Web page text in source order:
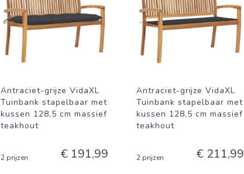
Antraciet-grijze VidaXL
Tuinbank stapelbaar met
kussen 128,5 cm massief
teakhout
2 prijzen € 191,99
Antraciet-grijze VidaXL
Tuinbank stapelbaar met
kussen 128,5 cm massief
teakhout
2 prijzen € 211,99